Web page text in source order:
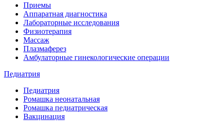
Приемы
Аппаратная диагностика
Лабораторные исследования
Физиотерапия
Массаж
Плазмаферез
Амбулаторные гинекологические операции
Педиатрия
Педиатрия
Ромашка неонатальная
Ромашка педиатрическая
Вакцинация